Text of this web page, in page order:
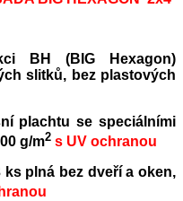
(BIG Hexagon)
slitků, bez plastových
plachtu se speciálními
g/m2 s UV ochranou
plná bez dveří a oken,